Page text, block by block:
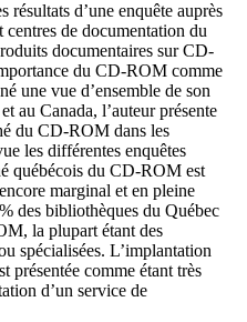
résultats d’une enquête auprès
de documentation du
documentaires sur CD-
du CD-ROM comme
une vue d’ensemble de son
au Canada, l’auteur présente
du CD-ROM dans les
les différentes enquêtes
québécois du CD-ROM est
marginal et en pleine
des bibliothèques du Québec
la plupart étant des
spécialisées. L’implantation
présentée comme étant très
d’un service de